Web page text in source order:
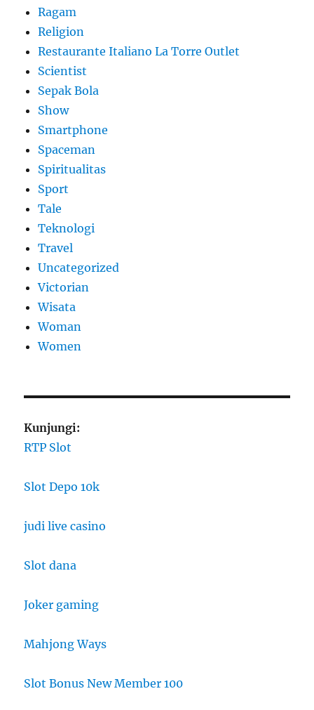
Ragam
Religion
Restaurante Italiano La Torre Outlet
Scientist
Sepak Bola
Show
Smartphone
Spaceman
Spiritualitas
Sport
Tale
Teknologi
Travel
Uncategorized
Victorian
Wisata
Woman
Women
Kunjungi:
RTP Slot
Slot Depo 10k
judi live casino
Slot dana
Joker gaming
Mahjong Ways
Slot Bonus New Member 100